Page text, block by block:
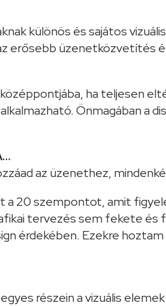
különös és sajátos
erősebb üzenetközvetítés
ha teljesen
Önmagában a
az üzenethez,
részein a vizuális